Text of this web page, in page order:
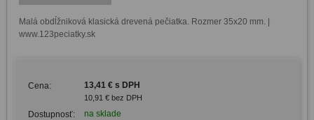
Malá obdĺžniková klasická drevená pečiatka. Rozmer 35x20 mm. |
www.123peciatky.sk
Cena: 13,41 € s DPH
10,91 € bez DPH
Dostupnosť: na sklade